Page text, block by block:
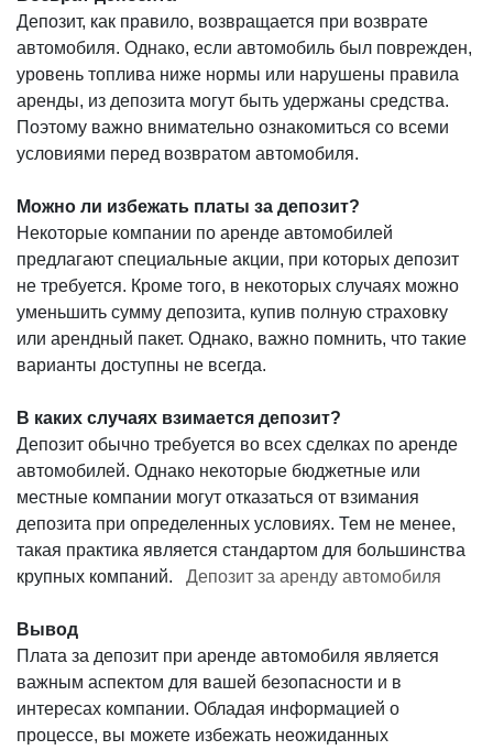
Депозит, как правило, возвращается при возврате
автомобиля. Однако, если автомобиль был поврежден,
уровень топлива ниже нормы или нарушены правила
аренды, из депозита могут быть удержаны средства.
Поэтому важно внимательно ознакомиться со всеми
условиями перед возвратом автомобиля.
Можно ли избежать платы за депозит?
Некоторые компании по аренде автомобилей
предлагают специальные акции, при которых депозит
не требуется. Кроме того, в некоторых случаях можно
уменьшить сумму депозита, купив полную страховку
или арендный пакет. Однако, важно помнить, что такие
варианты доступны не всегда.
В каких случаях взимается депозит?
Депозит обычно требуется во всех сделках по аренде
автомобилей. Однако некоторые бюджетные или
местные компании могут отказаться от взимания
депозита при определенных условиях. Тем не менее,
такая практика является стандартом для большинства
крупных компаний. Депозит за аренду автомобиля
Вывод
Плата за депозит при аренде автомобиля является
важным аспектом для вашей безопасности и в
интересах компании. Обладая информацией о
процессе, вы можете избежать неожиданных